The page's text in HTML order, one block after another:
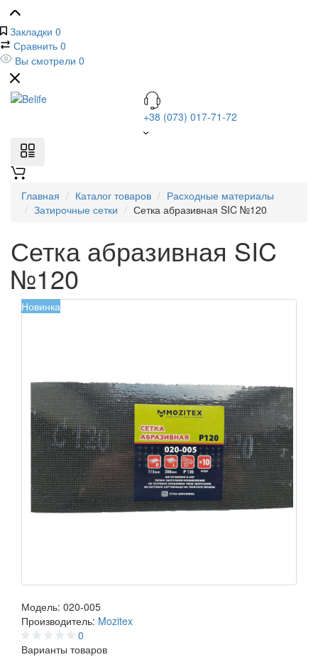
Закладки 0
Сравнить 0
Вы смотрели 0
+38 (073) 017-71-72
Главная Каталог товаров
Расходные материалы
Затирочные сетки
Сетка абразивная SIC №120
Сетка абразивная SIC
№120
Новинка
Модель: 020-005
Производитель: Mozitex
0
Варианты товаров